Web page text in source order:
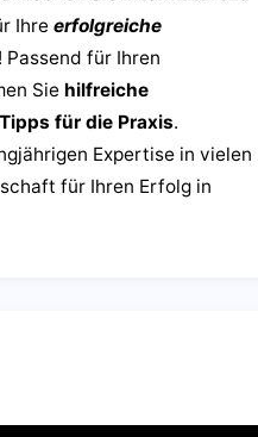
Ihre erfolgreiche
! Passend für Ihren
Sie hilfreiche
für die Praxis.
Expertise in vielen
für Ihren Erfolg in